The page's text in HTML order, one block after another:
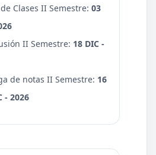
Clases II Semestre: 03
II Semestre: 18 DIC -
de notas II Semestre: 16
- 2026